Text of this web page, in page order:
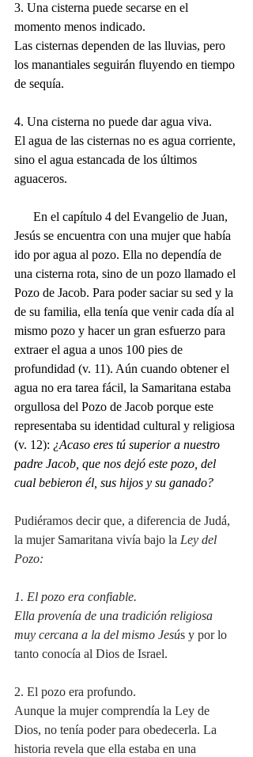
3. Una cisterna puede secarse en el
momento menos indicado.
Las cisternas dependen de las lluvias, pero
los manantiales seguirán fluyendo en tiempo
de sequía.
4. Una cisterna no puede dar agua viva.
El agua de las cisternas no es agua corriente,
sino el agua estancada de los últimos
aguaceros.
Jesús se encuentra con una mujer que había
ido por agua al pozo. Ella no dependía de
una cisterna rota, sino de un pozo llamado el
Pozo de Jacob. Para poder saciar su sed y la
de su familia, ella tenía que venir cada día al
mismo pozo y hacer un gran esfuerzo para
extraer el agua a unos 100 pies de
profundidad (v. 11). Aún cuando obtener el
agua no era tarea fácil, la Samaritana estaba
orgullosa del Pozo de Jacob porque este
representaba su identidad cultural y religiosa
(v. 12): ¿Acaso eres tú superior a nuestro
padre Jacob, que nos dejó este pozo, del
cual bebieron él, sus hijos y su ganado?
Pudiéramos decir que, a diferencia de Judá,
la mujer Samaritana vivía bajo la Ley del
Pozo:
1. El pozo era confiable.
Ella provenía de una tradición religiosa
muy cercana a la del mismo Jesús y por lo
tanto conocía al Dios de Israel.
2. El pozo era profundo.
Aunque la mujer comprendía la Ley de
Dios, no tenía poder para obedecerla. La
historia revela que ella estaba en una